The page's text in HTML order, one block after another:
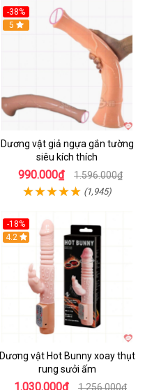
-38%
Hot
5
Dương vật giả ngựa gắn tường
siêu kích thích
990.000₫ 1.596.000₫
(1,945)
-18%
Hot
4.2
Dương vật Hot Bunny xoay thụt
rung sưởi ấm
1.030.000₫ 1.256.000₫